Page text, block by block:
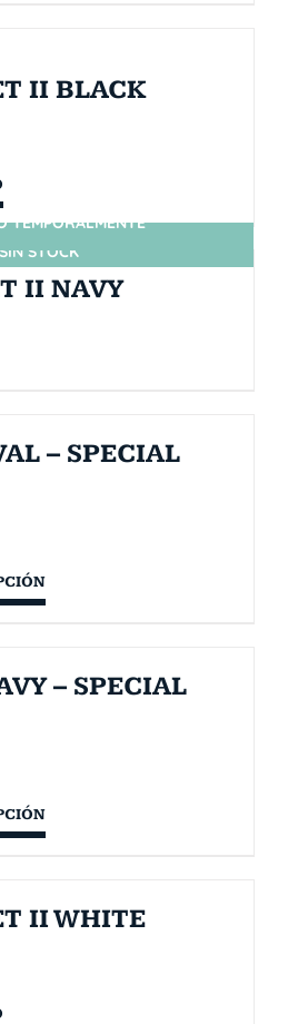
II BLACK
SIN STOCK
TEMPORALMENTE
II NAVY
– SPECIAL
– SPECIAL
II WHITE